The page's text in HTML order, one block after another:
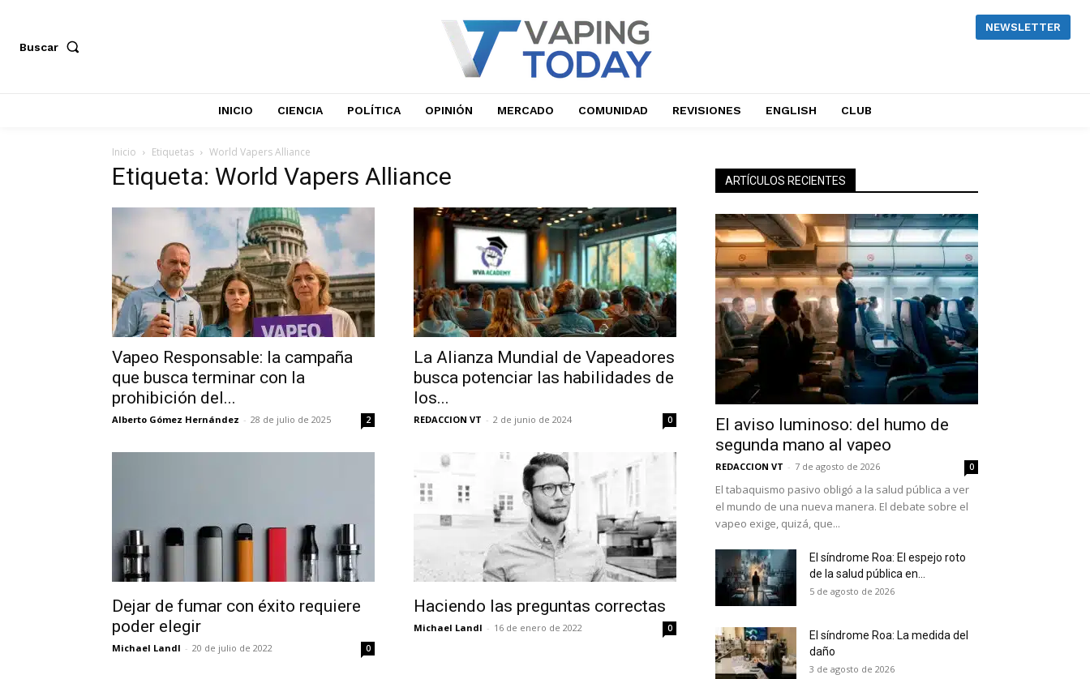
No te pierdas de las últimas
noticias
Suscríbete a nuestro boletín diario y recibe todas las
noticias del vapeo y la reducción de daños en tu correo
Buscar
NEWSLETTER
INICIO CIENCIA POLÍTICA OPINIÓN MERCADO COMUNIDAD REVISIONES ENGLISH CLUB
Inicio Etiquetas World Vapers Alliance
Etiqueta: World Vapers Alliance
Vapeo Responsable: la campaña
que busca terminar con la
prohibición del...
Alberto Gómez Hernández - 28 de julio de 2025 2
La Alianza Mundial de Vapeadores
busca potenciar las habilidades de
los...
REDACCION VT - 2 de junio de 2024 0
Dejar de fumar con éxito requiere
poder elegir
Michael Landl - 20 de julio de 2022 0
Haciendo las preguntas correctas
Michael Landl - 16 de enero de 2022 0
ARTÍCULOS RECIENTES
El aviso luminoso: del humo de
segunda mano al vapeo
REDACCION VT - 7 de agosto de 2026 0
El tabaquismo pasivo obligó a la salud pública a ver
el mundo de una nueva manera. El debate sobre el
vapeo exige, quizá, que...
El síndrome Roa: El espejo roto
de la salud pública en...
5 de agosto de 2026
El síndrome Roa: La medida del
daño
3 de agosto de 2026